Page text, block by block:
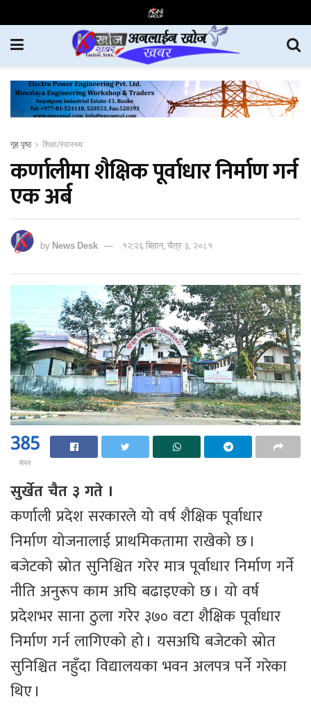
गृह पृष्ठ शिक्षा/स्वास्थ्य
कर्णालीमा शैक्षिक पूर्वाधार निर्माण गर्न
एक अर्ब
byNews Desk १२:२६ बिहान, चैत्र ३, २०८१
385
सेयर
सुर्खेत चैत ३ गते ।
कर्णाली प्रदेश सरकारले यो वर्ष शैक्षिक पूर्वाधार
निर्माण योजनालाई प्राथमिकतामा राखेको छ ।
बजेटको स्रोत सुनिश्चित गरेर मात्र पूर्वाधार निर्माण गर्ने
नीति अनुरूप काम अघि बढाइएको छ । यो वर्ष
प्रदेशभर साना ठुला गरेर ३७० वटा शैक्षिक पूर्वाधार
निर्माण गर्न लागिएको हो । यसअघि बजेटको स्रोत
सुनिश्चित नहुँदा विद्यालयका भवन अलपत्र पर्ने गरेका
थिए ।